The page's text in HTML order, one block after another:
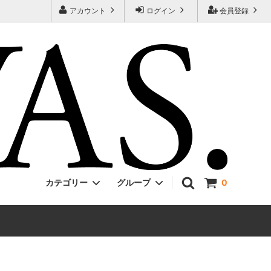
会員登録
ログイン
アカウント
0
カテゴリー グループ